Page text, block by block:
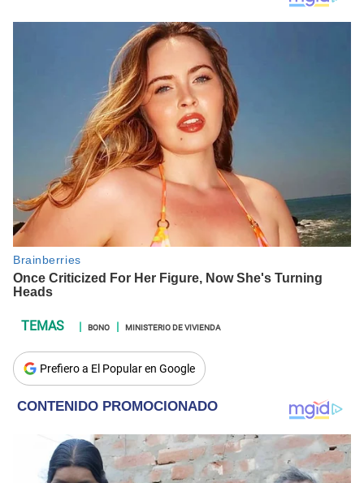
BONO MINISTERIO DE VIVIENDA
Prefiero a El Popular en Google